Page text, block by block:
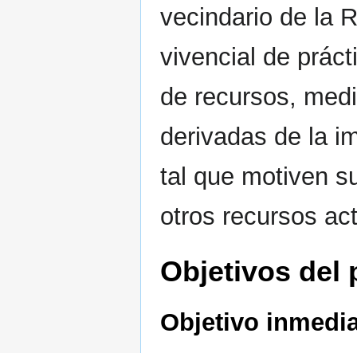
vecindario de la
vivencial de
de recursos,
derivadas de la
tal que motiven
otros recursos
Objetivos del
Objetivo